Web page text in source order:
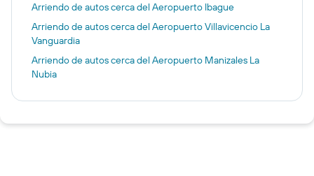
Arriendo de autos cerca del Aeropuerto Ibague
Arriendo de autos cerca del Aeropuerto Villavicencio La
Vanguardia
Arriendo de autos cerca del Aeropuerto Manizales La
Nubia